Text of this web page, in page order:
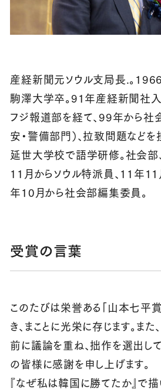
産経新聞元ソウル支局長.。
駒澤大学卒。91年産経新聞社
フジ報道部を経て、99年から社
安・警備部門）、拉致問題など
延世大学校で語学研修。社会
11月からソウル特派員、11年
年10月から社会部編集委員。
受賞の言葉
このたびは栄誉ある「山本七平
き、まことに光栄に存じます。ま
前に議論を重ね、拙作を選出し
の皆様に感謝を申し上げます。
『なぜ私は韓国に勝てたか』で